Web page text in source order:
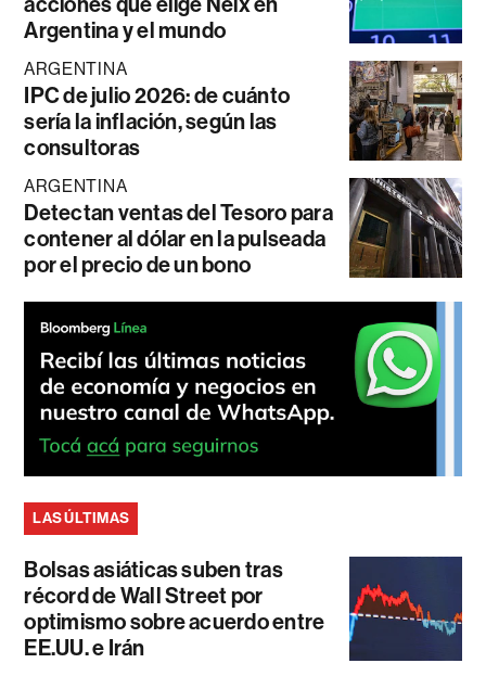
Argentina y el mundo
ARGENTINA
IPC de julio 2026: de cuánto
sería la inflación, según las
consultoras
ARGENTINA
Detectan ventas del Tesoro para
contener al dólar en la pulseada
por el precio de un bono
LAS ÚLTIMAS
Bolsas asiáticas suben tras
récord de Wall Street por
optimismo sobre acuerdo entre
EE.UU. e Irán